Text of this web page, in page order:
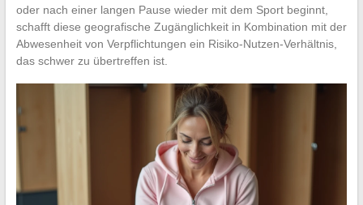
oder nach einer langen Pause wieder mit dem Sport beginnt,
schafft diese geografische Zugänglichkeit in Kombination mit der
Abwesenheit von Verpflichtungen ein Risiko-Nutzen-Verhältnis,
das schwer zu übertreffen ist.